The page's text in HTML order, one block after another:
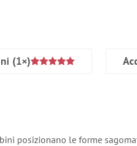
(1×)
posizionano le forme